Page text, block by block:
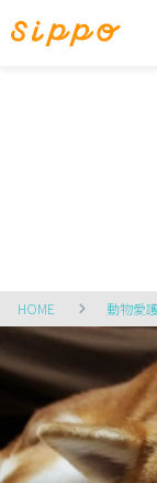
HOME 動物愛護